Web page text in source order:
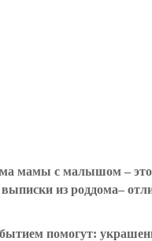
мамы с малышом –
из роддома–
помогут: